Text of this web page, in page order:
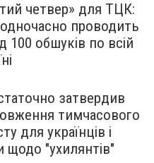
четвер» для ТЦК:
проводить
100 обшуків по всій
затвердив
тимчасового
для українців і
щодо "ухилянтів"